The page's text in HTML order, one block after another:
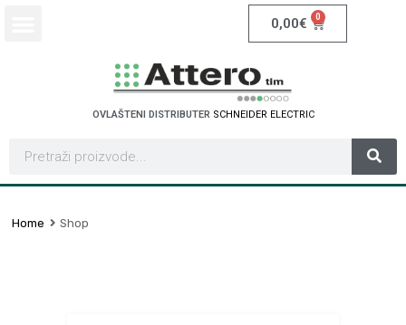
0,00€ 0
OVLAŠTENI DISTRIBUTER SCHNEIDER ELECTRIC
Home Shop